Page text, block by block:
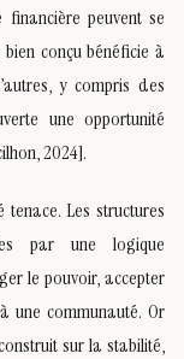
peuvent se
conçu bénéficie à
y compris des
une opportunité
2024].
Les structures
par une logique
le pouvoir, accepter
une communauté. Or
sur la stabilité,